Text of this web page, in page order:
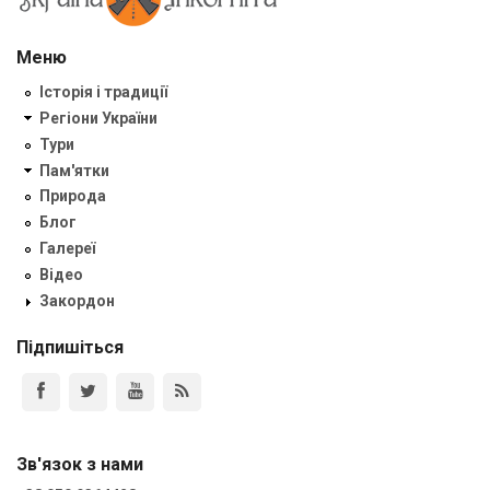
Меню
Історія і традиції
Регіони України
Тури
Пам'ятки
Природа
Блог
Галереї
Відео
Закордон
Підпишіться
Зв'язок з нами